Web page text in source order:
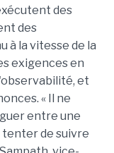
des
des
à la vitesse de la
exigences en
et
« Il ne
entre une
tenter de suivre